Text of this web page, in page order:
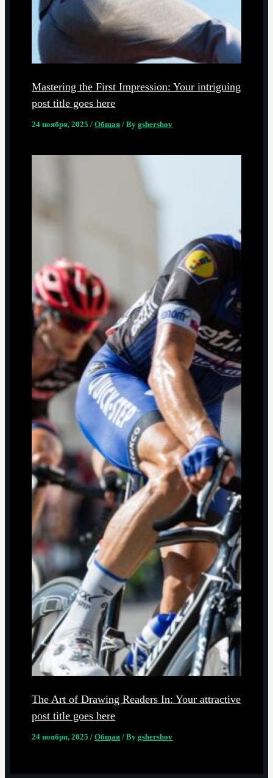
Mastering the First Impression: Your intriguing
post title goes here
24 ноября, 2025/Общая / Bygshershov
The Art of Drawing Readers In: Your attractive
post title goes here
24 ноября, 2025/Общая / Bygshershov